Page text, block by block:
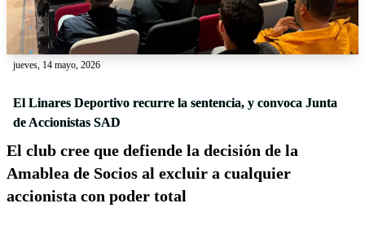
jueves, 14 mayo, 2026
El Linares Deportivo recurre la sentencia, y convoca Junta
de Accionistas SAD
El club cree que defiende la decisión de la
Amablea de Socios al excluir a cualquier
accionista con poder total